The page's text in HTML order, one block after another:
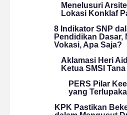
Menelusuri
Lokasi Konklaf
8 Indikator SNP
Pendidikan Dasar,
Vokasi, Apa Saja?
Aklamasi Heri
Ketua SMSI
PERS Pilar
yang
KPK Pastikan